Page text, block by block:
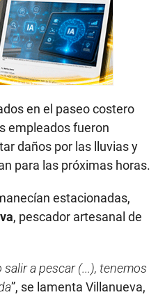
en el paseo costero
empleados fueron
daños por las lluvias y
para las próximas horas.
estacionadas,
, pescador artesanal de
a pescar (...), tenemos
”, se lamenta Villanueva,